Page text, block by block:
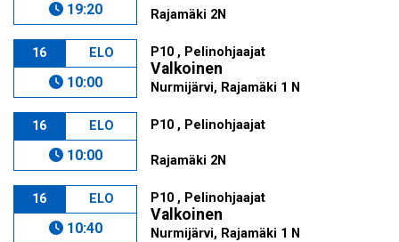
19:20 Rajamäki 2N
16 ELO
10:00
P10 , Pelinohjaajat
Valkoinen
Nurmijärvi, Rajamäki 1 N
16 ELO
10:00
P10 , Pelinohjaajat
Rajamäki 2N
16 ELO
10:40
P10 , Pelinohjaajat
Valkoinen
Nurmijärvi, Rajamäki 1 N